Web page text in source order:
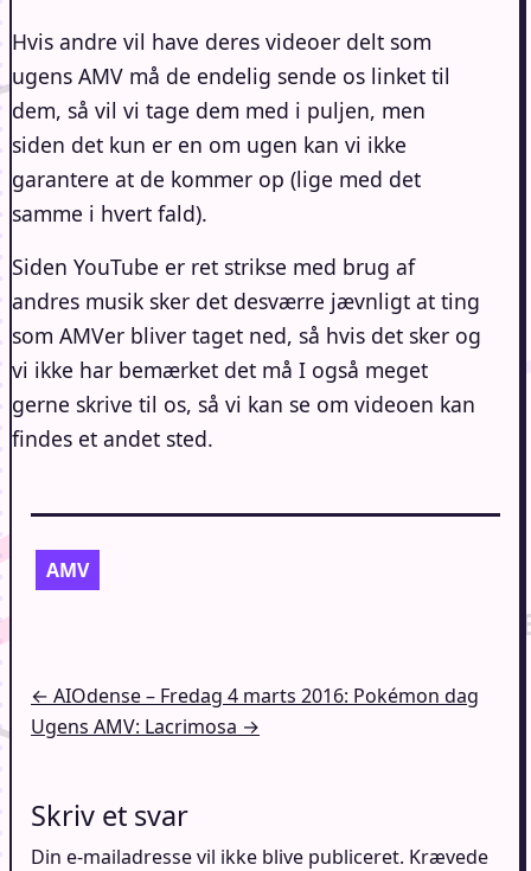
Hvis andre vil have deres videoer delt som
ugens AMV må de endelig sende os linket til
dem, så vil vi tage dem med i puljen, men
siden det kun er en om ugen kan vi ikke
garantere at de kommer op (lige med det
samme i hvert fald).
Siden YouTube er ret strikse med brug af
andres musik sker det desværre jævnligt at ting
som AMVer bliver taget ned, så hvis det sker og
vi ikke har bemærket det må I også meget
gerne skrive til os, så vi kan se om videoen kan
findes et andet sted.
AMV
Indlægsnavigation
← AIOdense – Fredag 4 marts 2016: Pokémon dag
Ugens AMV: Lacrimosa →
Skriv et svar
Din e-mailadresse vil ikke blive publiceret. Krævede